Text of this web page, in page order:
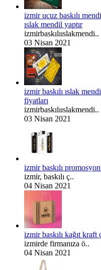
izmir ucuz baskılı
ıslak mendil yaptır
izmirbaskılııslakmendi..
03 Nisan 2021
izmir baskılı ıslak
fiyatları
izmirbaskılııslakmendi..
03 Nisan 2021
izmir baskılı
izmir, baskılı ç..
04 Nisan 2021
izmir baskılı kağıt kraft
izmirde firmanıza ö..
04 Nisan 2021